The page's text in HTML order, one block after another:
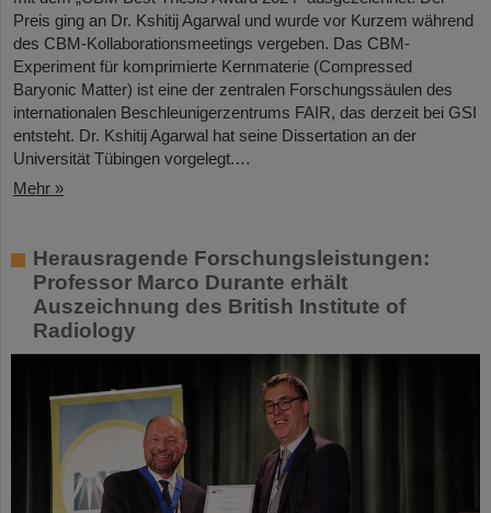
Preis ging an Dr. Kshitij Agarwal und wurde vor Kurzem während
des CBM-Kollaborationsmeetings vergeben. Das CBM-
Experiment für komprimierte Kernmaterie (Compressed
Baryonic Matter) ist eine der zentralen Forschungssäulen des
internationalen Beschleunigerzentrums FAIR, das derzeit bei GSI
entsteht. Dr. Kshitij Agarwal hat seine Dissertation an der
Universität Tübingen vorgelegt.…
Mehr »
Herausragende Forschungsleistungen:
Professor Marco Durante erhält
Auszeichnung des British Institute of
Radiology